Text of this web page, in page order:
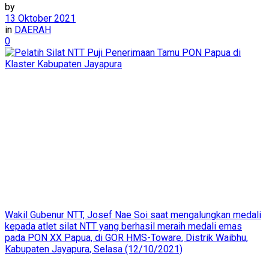
by
13 Oktober 2021
in DAERAH
0
Wakil Gubenur NTT, Josef Nae Soi saat mengalungkan medali
kepada atlet silat NTT yang berhasil meraih medali emas
pada PON XX Papua, di GOR HMS-Toware, Distrik Waibhu,
Kabupaten Jayapura, Selasa (12/10/2021)